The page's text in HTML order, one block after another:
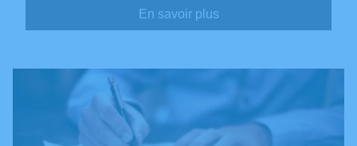
En savoir plus